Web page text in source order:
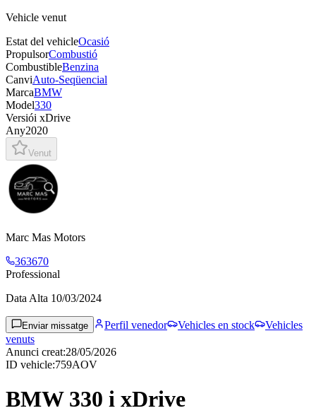
Vehicle venut
Estat del vehicleOcasió
PropulsorCombustió
CombustibleBenzina
CanviAuto-Seqüencial
MarcaBMW
Model330
Versiói xDrive
Any2020
Venut
Marc Mas Motors
363670
Professional
Data Alta 10/03/2024
Enviar missatge Perfil venedor Vehicles en stock
Vehicles
venuts
Anunci creat:28/05/2026
ID vehicle:759AOV
BMW 330 i xDrive